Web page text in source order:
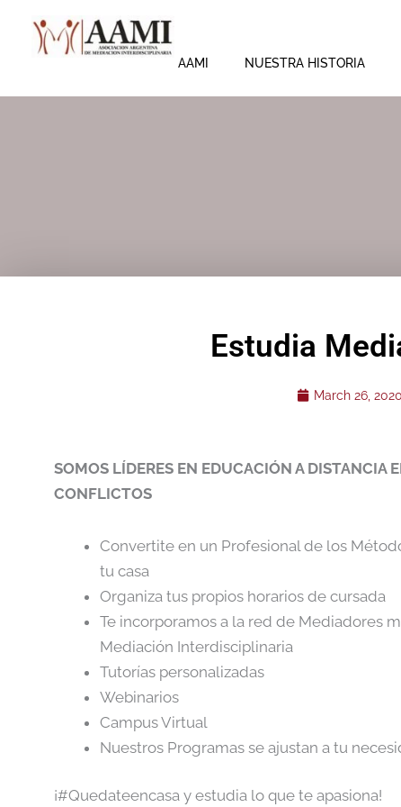
AAMI NUESTRA HISTORIA
Estudia
March 26, 2020
SOMOS LÍDERES EN EDUCACIÓN A DISTANCIA
CONFLICTOS
Convertite en un Profesional de los
tu casa
Organiza tus propios horarios de cursada
Te incorporamos a la red de Mediadores
Mediación Interdisciplinaria
Tutorías personalizadas
Webinarios
Campus Virtual
Nuestros Programas se ajustan a tu
¡#Quedateencasa y estudia lo que te apasiona!